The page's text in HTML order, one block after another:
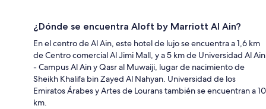
¿Dónde se encuentra Aloft by Marriott Al Ain?
En el centro de Al Ain, este hotel de lujo se encuentra a 1,6 km
de Centro comercial Al Jimi Mall, y a 5 km de Universidad Al Ain
- Campus Al Ain y Qasr al Muwaiji, lugar de nacimiento de
Sheikh Khalifa bin Zayed Al Nahyan. Universidad de los
Emiratos Árabes y Artes de Lourans también se encuentran a 10
km.